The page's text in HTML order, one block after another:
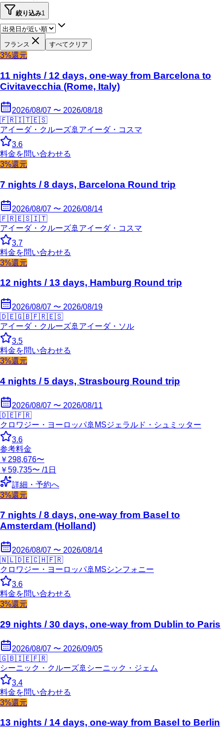
絞り込み1
フランス すべてクリア
3%還元
11 nights / 12 days, one-way from Barcelona to
Civitavecchia (Rome, Italy)
2026/08/07 〜 2026/08/18
🇫🇷🇮🇹🇪🇸
アイーダ・クルーズ🚢 アイーダ・コスマ
3.6
料金を問い合わせる
3%還元
7 nights / 8 days, Barcelona Round trip
2026/08/07 〜 2026/08/14
🇫🇷🇪🇸🇮🇹
アイーダ・クルーズ🚢 アイーダ・コスマ
3.7
料金を問い合わせる
3%還元
12 nights / 13 days, Hamburg Round trip
2026/08/07 〜 2026/08/19
🇩🇪🇬🇧🇫🇷🇪🇸
アイーダ・クルーズ🚢 アイーダ・ソル
3.5
料金を問い合わせる
3%還元
4 nights / 5 days, Strasbourg Round trip
2026/08/07 〜 2026/08/11
🇩🇪🇫🇷
クロワジー・ヨーロッパ🚢 MSジェラルド・シュミッター
3.6
参考料金
￥298,676〜
￥59,735〜 /1日
詳細・予約へ
3%還元
7 nights / 8 days, one-way from Basel to
Amsterdam (Holland)
2026/08/07 〜 2026/08/14
🇳🇱🇩🇪🇨🇭🇫🇷
クロワジー・ヨーロッパ🚢 MSシンフォニー
3.6
料金を問い合わせる
3%還元
29 nights / 30 days, one-way from Dublin to Paris
2026/08/07 〜 2026/09/05
🇬🇧🇮🇪🇫🇷
シーニック・クルーズ🚢 シーニック・ジェム
3.4
料金を問い合わせる
3%還元
13 nights / 14 days, one-way from Basel to Berlin